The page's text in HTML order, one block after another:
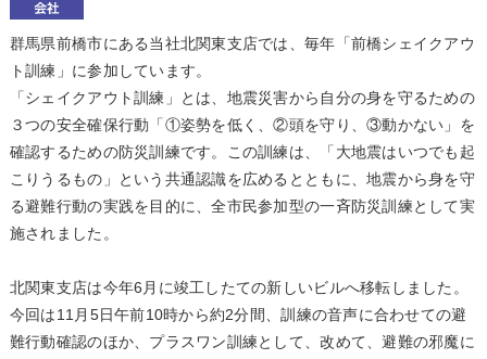
群馬県前橋市にある当社北関東支店では、毎年「前橋シェイクアウ
ト訓練」に参加しています。
「シェイクアウト訓練」とは、地震災害から自分の身を守るための
３つの安全確保行動「①姿勢を低く、②頭を守り、③動かない」を
確認するための防災訓練です。この訓練は、「大地震はいつでも起
こりうるもの」という共通認識を広めるとともに、地震から身を守
る避難行動の実践を目的に、全市民参加型の一斉防災訓練として実
施されました。
北関東支店は今年6月に竣工したての新しいビルへ移転しました。
今回は11月5日午前10時から約2分間、訓練の音声に合わせての避
難行動確認のほか、プラスワン訓練として、改めて、避難の邪魔に